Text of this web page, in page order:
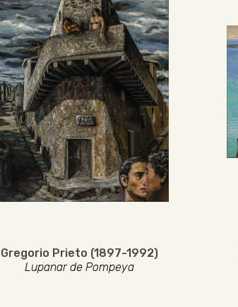
Gregorio Prieto (1897-1992)
Lupanar de Pompeya